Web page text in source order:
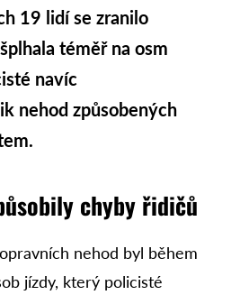
19 lidí se zranilo
téměř na osm
navíc
nehod způsobených
chyby řidičů
nehod byl během
jízdy, který policisté